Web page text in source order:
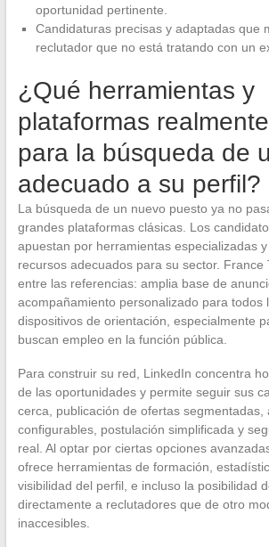
oportunidad pertinente.
Candidaturas precisas y adaptadas que
reclutador que no está tratando con un
¿Qué herramientas y
plataformas
para la búsqueda de
adecuado a su perfil?
La búsqueda de un nuevo puesto ya no
grandes plataformas clásicas. Los
apuestan por herramientas especializadas
recursos adecuados para su sector. France
entre las referencias: amplia base de
acompañamiento personalizado para todos
dispositivos de orientación, especialmente
buscan empleo en la función pública.
Para construir su red, LinkedIn concentra
de las oportunidades y permite seguir sus
cerca, publicación de ofertas segmentadas,
configurables, postulación simplificada y
real. Al optar por ciertas opciones
ofrece herramientas de formación,
visibilidad del perfil, e incluso la posibilidad
directamente a reclutadores que de otro
inaccesibles.